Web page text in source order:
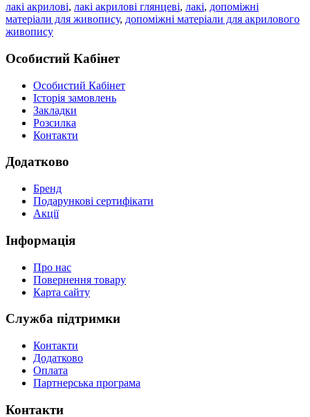
лакі акрилові, лакі акрилові глянцеві, лакі, допоміжні
матеріали для живопису, допоміжні матеріали для акрилового
живопису
Особистий Кабінет
Особистий Кабінет
Історія замовлень
Закладки
Розсилка
Контакти
Додатково
Бренд
Подарункові сертифікати
Акції
Інформація
Про нас
Повернення товару
Карта сайту
Служба підтримки
Контакти
Додатково
Оплата
Партнерська програма
Контакти